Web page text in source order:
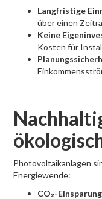
Langfristige
über einen
Keine
Kosten für
Photovoltaikanlagen
Energiewende:
CO₂-